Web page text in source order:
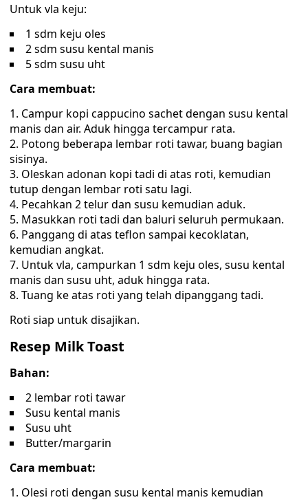
Untuk vla keju:
1 sdm keju oles
2 sdm susu kental manis
5 sdm susu uht
Cara membuat:
Campur kopi cappucino sachet dengan susu kental
manis dan air. Aduk hingga tercampur rata.
Potong beberapa lembar roti tawar, buang bagian
sisinya.
Oleskan adonan kopi tadi di atas roti, kemudian
tutup dengan lembar roti satu lagi.
Pecahkan 2 telur dan susu kemudian aduk.
Masukkan roti tadi dan baluri seluruh permukaan.
Panggang di atas teflon sampai kecoklatan,
kemudian angkat.
Untuk vla, campurkan 1 sdm keju oles, susu kental
manis dan susu uht, aduk hingga rata.
Tuang ke atas roti yang telah dipanggang tadi.
Roti siap untuk disajikan.
Resep Milk Toast
Bahan:
2 lembar roti tawar
Susu kental manis
Susu uht
Butter/margarin
Cara membuat:
Olesi roti dengan susu kental manis kemudian